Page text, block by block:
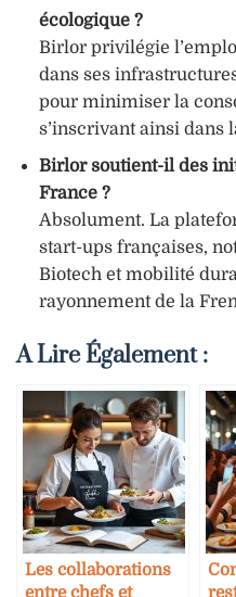
écologique ?
Birlor privilégie
dans ses
pour minimiser la
s’inscrivant ainsi dans
Birlor soutient-il des
France ?
Absolument. La
start-ups françaises,
Biotech et mobilité
rayonnement de la
A Lire Également :
Les collaborations
entre chefs et